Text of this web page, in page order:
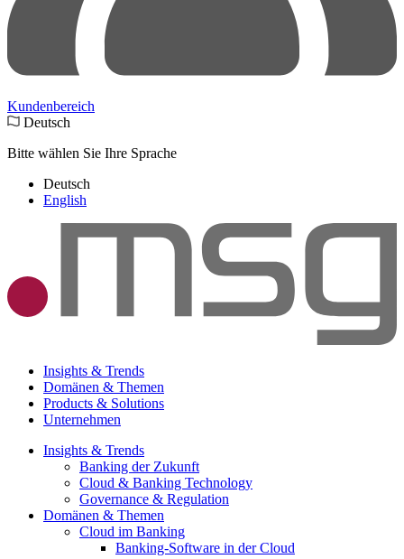
Kundenbereich
Deutsch
Bitte wählen Sie Ihre Sprache
Deutsch
English
Insights & Trends
Domänen & Themen
Products & Solutions
Unternehmen
Insights & Trends
Banking der Zukunft
Cloud & Banking Technology
Governance & Regulation
Domänen & Themen
Cloud im Banking
Banking-​Software in der Cloud